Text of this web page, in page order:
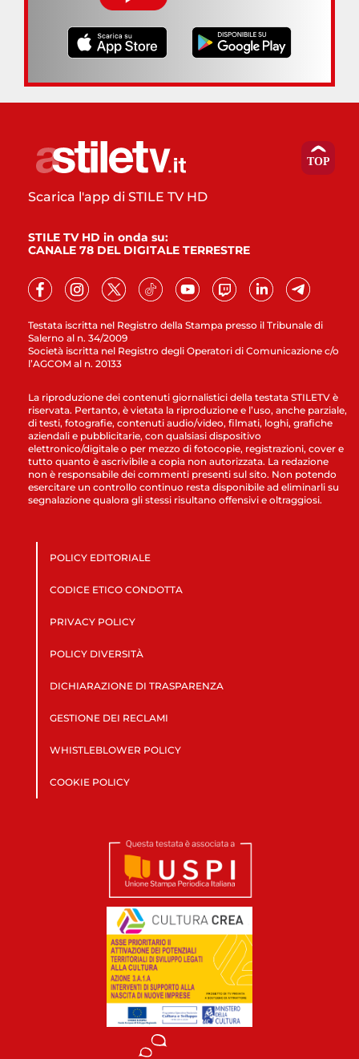
Testata iscritta nel Registro della Stampa presso il Tribunale di
Salerno al n. 34/2009
Società iscritta nel Registro degli Operatori di Comunicazione c/o
l’AGCOM al n. 20133
Scarica l'app di STILE TV HD
STILE TV HD in onda su:
CANALE 78 DEL DIGITALE TERRESTRE
La riproduzione dei contenuti giornalistici della testata STILETV è
riservata. Pertanto, è vietata la riproduzione e l’uso, anche parziale,
di testi, fotografie, contenuti audio/video, filmati, loghi, grafiche
aziendali e pubblicitarie, con qualsiasi dispositivo
elettronico/digitale o per mezzo di fotocopie, registrazioni, cover e
tutto quanto è ascrivibile a copia non autorizzata. La redazione
non è responsabile dei commenti presenti sul sito. Non potendo
esercitare un controllo continuo resta disponibile ad eliminarli su
segnalazione qualora gli stessi risultano offensivi e oltraggiosi.
POLICY EDITORIALE
CODICE ETICO CONDOTTA
PRIVACY POLICY
POLICY DIVERSITÀ
DICHIARAZIONE DI TRASPARENZA
GESTIONE DEI RECLAMI
WHISTLEBLOWER POLICY
COOKIE POLICY